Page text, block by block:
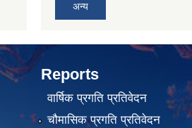
अन्य
Reports
वार्षिक प्रगति प्रतिवेदन
चौमासिक प्रगति प्रतिवेदन